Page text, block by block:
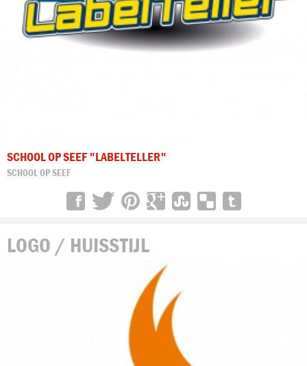
SCHOOL OP SEEF "LABELTELLER"
SCHOOL OP SEEF
LOGO / HUISSTIJL